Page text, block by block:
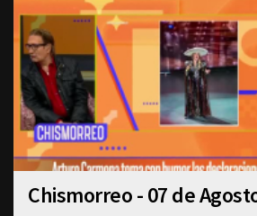
Chismorreo - 07 de